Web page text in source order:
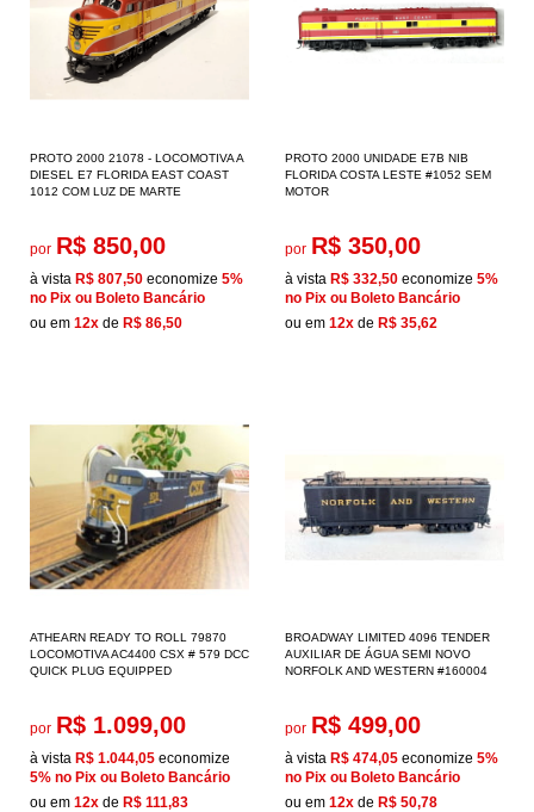
PROTO 2000 21078 - LOCOMOTIVA A
DIESEL E7 FLORIDA EAST COAST
1012 COM LUZ DE MARTE
por R$ 850,00
à vista R$ 807,50 economize 5%
no Pix ou Boleto Bancário
ou em 12x de R$ 86,50
PROTO 2000 UNIDADE E7B NIB
FLORIDA COSTA LESTE #1052 SEM
MOTOR
por R$ 350,00
à vista R$ 332,50 economize 5%
no Pix ou Boleto Bancário
ou em 12x de R$ 35,62
ATHEARN READY TO ROLL 79870
LOCOMOTIVA AC4400 CSX # 579 DCC
QUICK PLUG EQUIPPED
por R$ 1.099,00
à vista R$ 1.044,05 economize
5% no Pix ou Boleto Bancário
ou em 12x de R$ 111,83
BROADWAY LIMITED 4096 TENDER
AUXILIAR DE ÁGUA SEMI NOVO
NORFOLK AND WESTERN #160004
por R$ 499,00
à vista R$ 474,05 economize 5%
no Pix ou Boleto Bancário
ou em 12x de R$ 50,78